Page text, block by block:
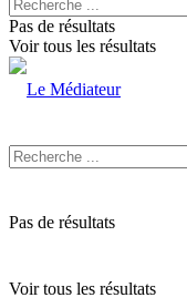
Pas de résultats
Voir tous les résultats
Pas de résultats
Voir tous les résultats